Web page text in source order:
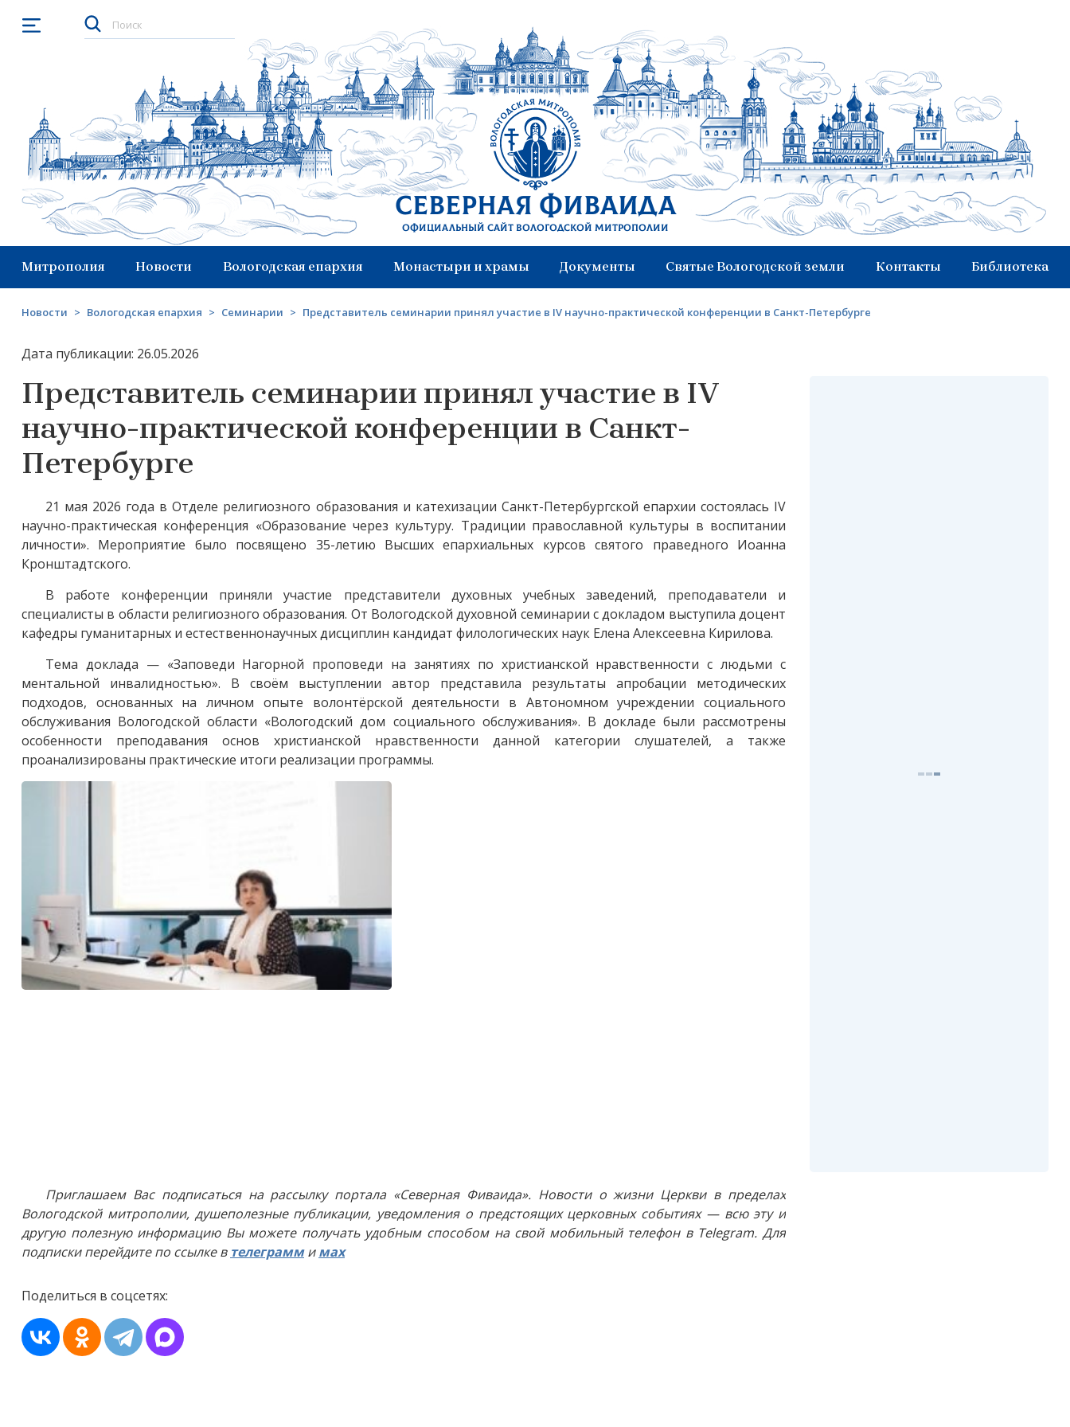
Открыть меню
Северная Фиваида
Официальный сайт Вологодской митрополии
Митрополия Новости Вологодская епархия Монастыри и храмы Документы Святые Вологодской земли Контакты Библиотека
Новости > Вологодская епархия > Семинарии > Представитель семинарии принял участие в IV научно-практической конференции в Санкт-Петербурге
Дата публикации: 26.05.2026
Представитель семинарии принял участие в IV
научно-практической конференции в Санкт-
Петербурге
21 мая 2026 года в Отделе религиозного образования и катехизации Санкт-Петербургской епархии состоялась IV
научно-практическая конференция «Образование через культуру. Традиции православной культуры в воспитании
личности». Мероприятие было посвящено 35-летию Высших епархиальных курсов святого праведного Иоанна
Кронштадтского.
В работе конференции приняли участие представители духовных учебных заведений, преподаватели и
специалисты в области религиозного образования. От Вологодской духовной семинарии с докладом выступила доцент
кафедры гуманитарных и естественнонаучных дисциплин кандидат филологических наук Елена Алексеевна Кирилова.
Тема доклада — «Заповеди Нагорной проповеди на занятиях по христианской нравственности с людьми с
ментальной инвалидностью». В своём выступлении автор представила результаты апробации методических
подходов, основанных на личном опыте волонтёрской деятельности в Автономном учреждении социального
обслуживания Вологодской области «Вологодский дом социального обслуживания». В докладе были рассмотрены
особенности преподавания основ христианской нравственности данной категории слушателей, а также
проанализированы практические итоги реализации программы.
Приглашаем Вас подписаться на рассылку портала «Северная Фиваида». Новости о жизни Церкви в пределах
Вологодской митрополии, душеполезные публикации, уведомления о предстоящих церковных событиях — всю эту и
другую полезную информацию Вы можете получать удобным способом на свой мобильный телефон в Telegram. Для
подписки перейдите по ссылке в телеграммимах
Поделиться в соцсетях: